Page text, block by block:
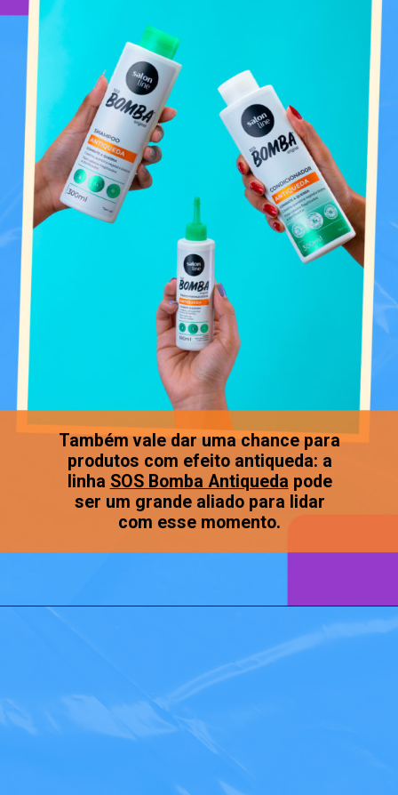
Também vale dar uma chance para
produtos com efeito antiqueda: a
linha SOS Bomba Antiqueda pode
ser um grande aliado para lidar
com esse momento.